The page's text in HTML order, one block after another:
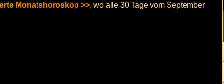
Monatshoroskop >>, wo alle 30 Tage vom September